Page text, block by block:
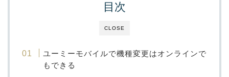
CLOSE
目次
ユーミーモバイルで機種変更はオンラインで
もできる